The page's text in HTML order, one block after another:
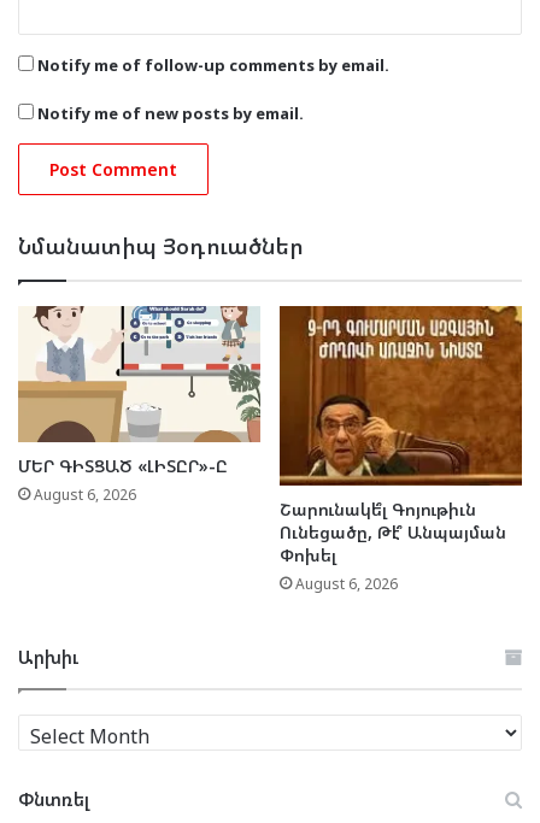
Notify me of follow-up comments by email.
Notify me of new posts by email.
Նմանատիպ Յօդուածներ
ՄԵՐ ԳԻՏՑԱԾ «ԼԻՏԸՐ»-Ը
August 6, 2026
Շարունակե՞լ Գոյութիւն
Ունեցածը, Թէ՞ Անպայման
Փոխել
August 6, 2026
Արխիւ
Արխիւ
Փնտռել